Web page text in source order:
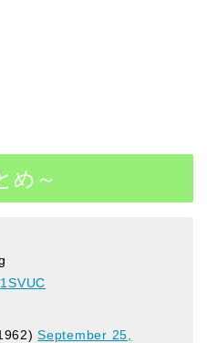
め～
September 25,